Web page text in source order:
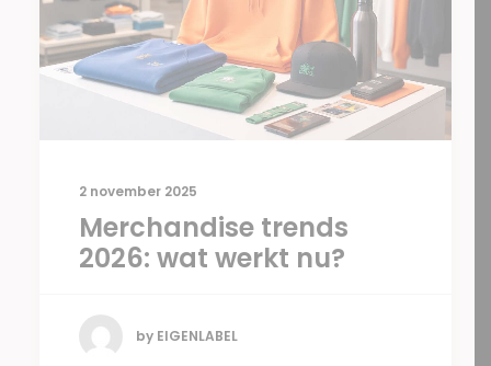
2 november 2025
Merchandise trends
2026: wat werkt nu?
by EIGENLABEL